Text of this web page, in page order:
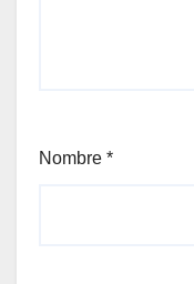
Nombre *